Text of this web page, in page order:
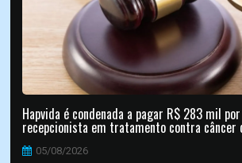
Hapvida é condenada a pagar R$ 283 mil
recepcionista em tratamento contra câncer
05/08/2026